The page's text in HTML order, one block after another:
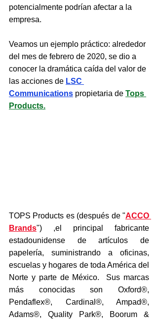
potencialmente podrían afectar a la
empresa.
Veamos un ejemplo práctico: alrededor
del mes de febrero de 2020, se dio a
conocer la dramática caída del valor de
las acciones de LSC
Communications propietaria de Tops
Products.
TOPS Products es (después de "ACCO
Brands") ,el principal fabricante
estadounidense de artículos de
papelería, suministrando a oficinas,
escuelas y hogares de toda América del
Norte y parte de México.  Sus marcas
más conocidas son Oxford®,
Pendaflex®, Cardinal®, Ampad®,
Adams®, Quality Park®, Boorum &